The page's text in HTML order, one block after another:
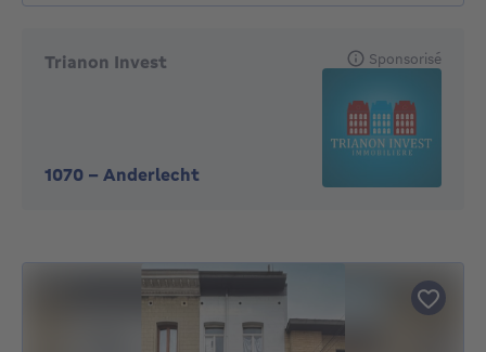
Trianon Invest
1070 - Anderlecht
Sponsorisé